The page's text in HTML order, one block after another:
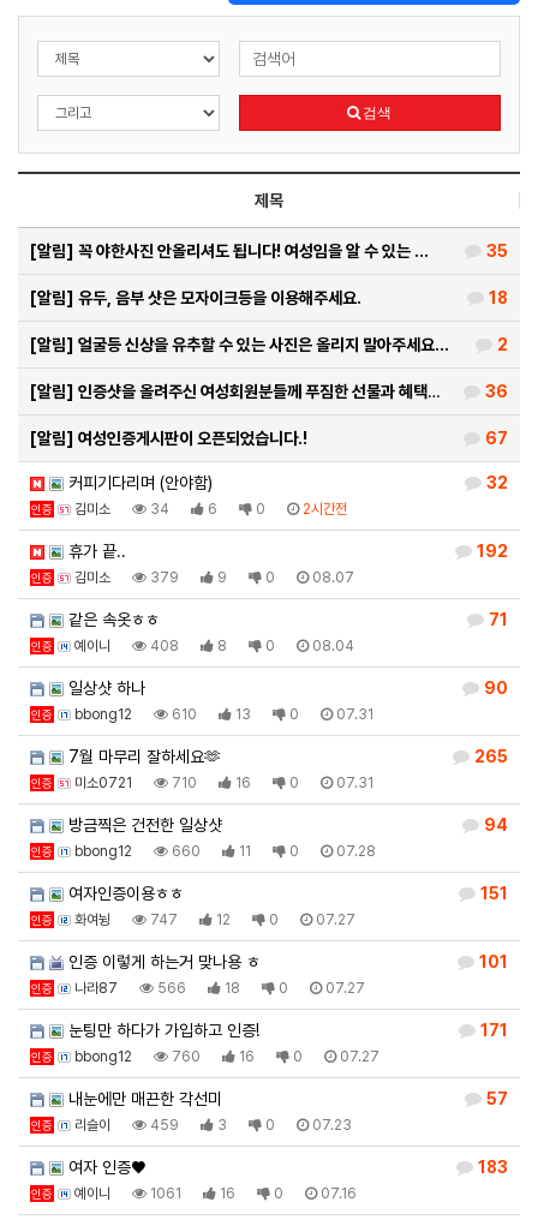
검색
제목
35
[알림] 꼭 야한사진 안올리셔도 됩니다! 여성임을 알 수 있는 …
18
[알림] 유두, 음부 샷은 모자이크등을 이용해주세요.
2
[알림] 얼굴등 신상을 유추할 수 있는 사진은 올리지 말아주세요…
36
[알림] 인증샷을 올려주신 여성회원분들께 푸짐한 선물과 혜택을 …
67
[알림] 여성인증게시판이 오픈되었습니다.!
32
커피기다리며 (안야함)
인증 김미소 34 6 0 2시간전
192
휴가 끝..
인증 김미소 379 9 0 08.07
71
같은 속옷ㅎㅎ
인증 예이니 408 8 0 08.04
90
일상샷 하나
인증 bbong12 610 13 0 07.31
265
7월 마무리 잘하세요🫶
인증 미소0721 710 16 0 07.31
94
방금찍은 건전한 일상샷
인증 bbong12 660 11 0 07.28
151
여자인증이용ㅎㅎ
인증 화여뉭 747 12 0 07.27
101
인증 이렇게 하는거 맞나용 ㅎ
인증 나라87 566 18 0 07.27
171
눈팅만 하다가 가입하고 인증!
인증 bbong12 760 16 0 07.27
57
내눈에만 매끈한 각선미
인증 리슬이 459 3 0 07.23
183
여자 인증♥
인증 예이니 1061 16 0 07.16